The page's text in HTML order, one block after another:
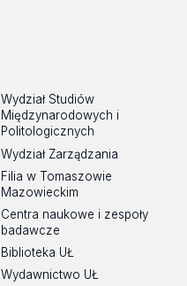
Wydział Studiów
Międzynarodowych i
Politologicznych
Wydział Zarządzania
Filia w Tomaszowie
Mazowieckim
Centra naukowe i zespoły
badawcze
Biblioteka UŁ
Wydawnictwo UŁ